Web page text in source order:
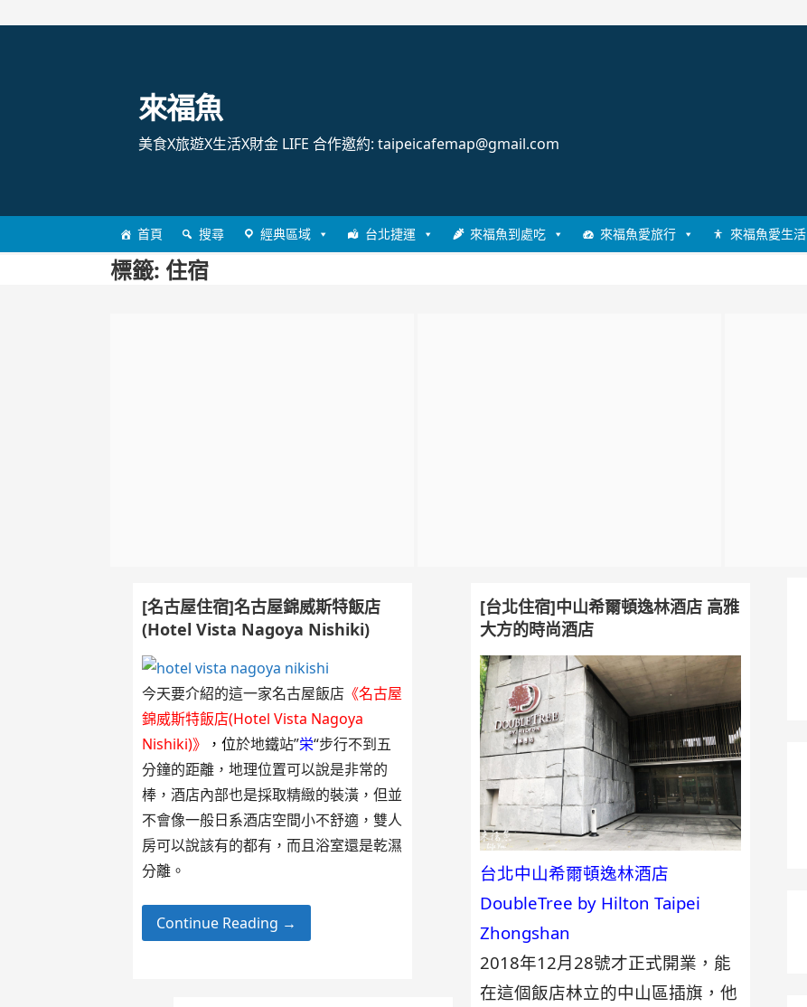
來福魚
美食X旅遊X生活X財金 LIFE 合作邀約: taipeicafemap@gmail.com
首頁 搜尋 經典區域 台北捷運 來福魚到處吃 來福魚愛旅行 來福魚愛生活
標籤: 住宿
[台北住宿]中山希爾頓逸林酒店 高雅
大方的時尚酒店
台北中山希爾頓逸林酒店
DoubleTree by Hilton Taipei
Zhongshan
2018年12月28號才正式開業，能
在這個飯店林立的中山區插旗，他
[名古屋住宿]名古屋錦威斯特飯店
(Hotel Vista Nagoya Nishiki)
今天要介紹的這一家名古屋飯店 《名古屋
錦威斯特飯店(Hotel Vista Nagoya
Nishiki)》
，位於地鐵站”栄“步行不到五
分鐘的距離，地理位置可以說是非常的
棒，酒店內部也是採取精緻的裝潢，但並
不會像一般日系酒店空間小不舒適，雙人
房可以說該有的都有，而且浴室還是乾濕
分離。
Continue Reading →